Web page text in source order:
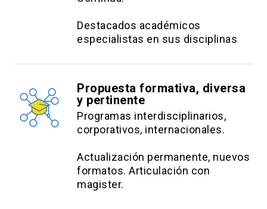
Exposición grupal: 65%
Entregas grupales semanales: 35%
Destacados académicos
especialistas en sus disciplinas
Propuesta formativa, diversa
y pertinente
Programas interdisciplinarios,
corporativos, internacionales.
Actualización permanente, nuevos
formatos. Articulación con
magister.